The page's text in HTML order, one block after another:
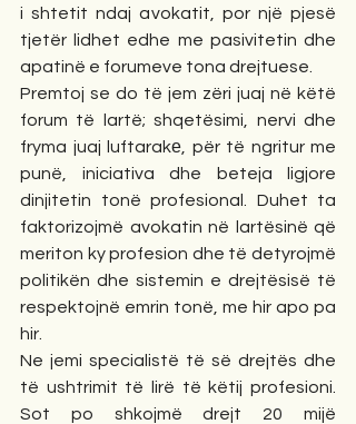
i shtetit ndaj avokatit, por një pjesë
tjetër lidhet edhe me pasivitetin dhe
apatinë e forumeve tona drejtuese.
Premtoj se do të jem zëri juaj në këtë
forum të lartë; shqetësimi, nervi dhe
fryma juaj luftarakе, për të ngritur me
punë, iniciativa dhe beteja ligjore
dinjitetin tonë profesional. Duhet ta
faktorizojmë avokatin në lartësinë që
meriton ky profesion dhe të detyrojmë
politikën dhe sistemin e drejtësisë të
respektojnë emrin tonë, me hir apo pa
hir.
Ne jemi specialistë të së drejtës dhe
të ushtrimit të lirë të këtij profesioni.
Sot po shkojmë drejt 20 mijë